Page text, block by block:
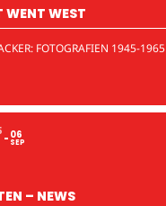
WENT WEST
FOTOGRAFIEN 1945-1965
06
SEP
– NEWS